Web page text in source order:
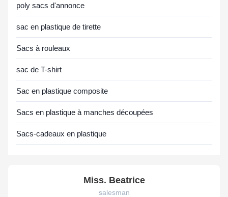
poly sacs d'annonce
sac en plastique de tirette
Sacs à rouleaux
sac de T-shirt
Sac en plastique composite
Sacs en plastique à manches découpées
Sacs-cadeaux en plastique
Miss. Beatrice
salesman